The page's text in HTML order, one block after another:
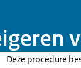
Deze procedure